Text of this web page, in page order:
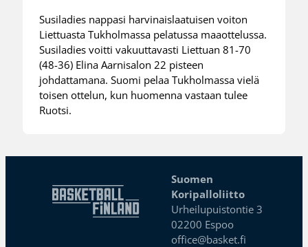
Susiladies nappasi harvinaislaatuisen voiton
Liettuasta Tukholmassa pelatussa maaottelussa.
Susiladies voitti vakuuttavasti Liettuan 81-70
(48-36) Elina Aarnisalon 22 pisteen
johdattamana. Suomi pelaa Tukholmassa vielä
toisen ottelun, kun huomenna vastaan tulee
Ruotsi.
Suomen
Koripalloliitto
Urheilupuistontie 3
02200 Espoo
office@basket.fi